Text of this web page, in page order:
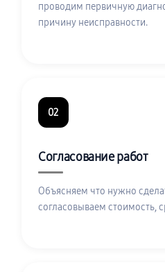
проводим первичную
причину неисправности.
02
Согласование работ
Объясняем что нужно
согласовываем стоимость,